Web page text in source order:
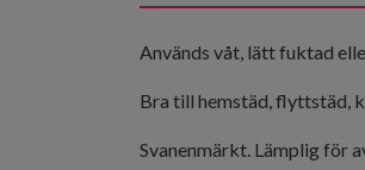
Används våt, lätt fuktad
Bra till hemstäd, flyttstäd,
Svanenmärkt. Lämplig för